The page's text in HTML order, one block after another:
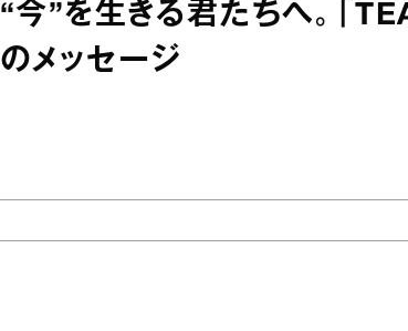
“今”を生きる君たちへ。「
のメッセージ